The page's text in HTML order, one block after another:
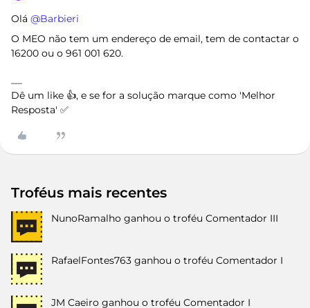
Olá ​ @Barbieri
O MEO não tem um endereço de email, tem de contactar o
16200 ou o 961 001 620.
Dê um like 👍, e se for a solução marque como 'Melhor
Resposta' ✅
Troféus mais recentes
NunoRamalho ganhou o troféu Comentador III
RafaelFontes763 ganhou o troféu Comentador I
JM Caeiro ganhou o troféu Comentador I